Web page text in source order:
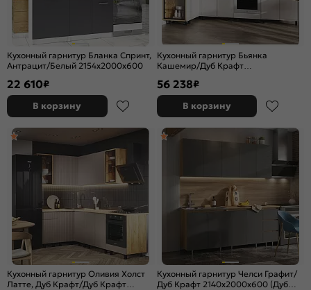
Кухонный гарнитур Бланка Спринт,
Антрацит/Белый 2154x2000x600
22 610₽
В корзину
Кухонный гарнитур Бьянка
Кашемир/Дуб Крафт
56 238₽
В корзину
Кухонный гарнитур Оливия Холст
Латте, Дуб Крафт/Дуб Крафт
Кухонный гарнитур Челси Графит/
Дуб Крафт 2140x2000x600 (Дуб